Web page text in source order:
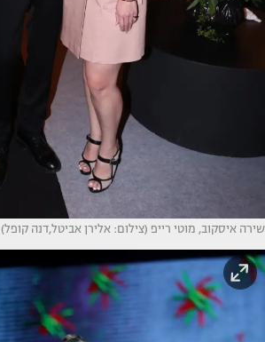
שירה איסקוב, מוטי רייפ (צילום: אלירן אביטל,דנה קופל)